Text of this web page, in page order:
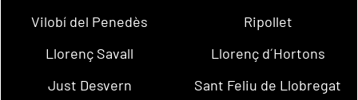
Vilobí del Penedès
Ripollet
Llorenç Savall
Llorenç d´Hortons
Just Desvern
Sant Feliu de Llobregat